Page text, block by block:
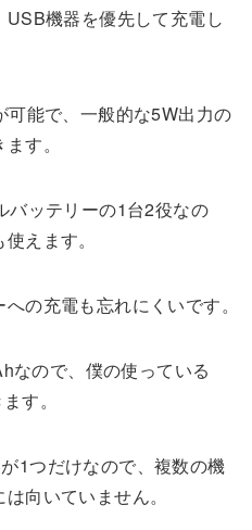
機器を優先して充電し
能で、一般的な5W出力の
す。
バッテリーの1台2役なの
えます。
の充電も忘れにくいです。
なので、僕の使っている
す。
1つだけなので、複数の機
向いていません。